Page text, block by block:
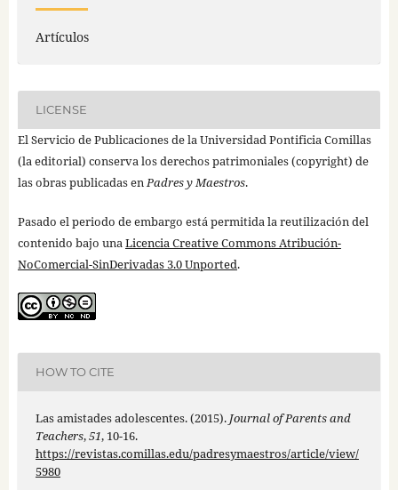
Artículos
LICENSE
El Servicio de Publicaciones de la Universidad Pontificia Comillas
(la editorial) conserva los derechos patrimoniales (copyright) de
las obras publicadas enPadres y Maestros.
Pasado el periodo de embargo está permitida la reutilización del
contenido bajo unaLicencia Creative Commons Atribución-
NoComercial-SinDerivadas 3.0 Unported.
HOW TO CITE
Las amistades adolescentes. (2015). Journal of Parents and
Teachers,51, 10-16.
https://revistas.comillas.edu/padresymaestros/article/view/
5980